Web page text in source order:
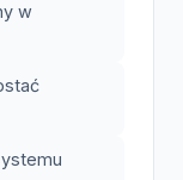
w